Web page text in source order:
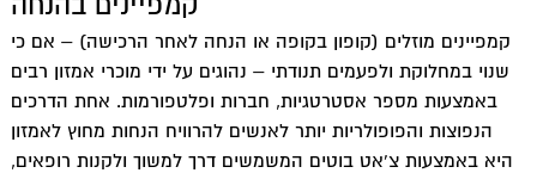
קמפיינים מוזלים (קופון בקופה או הנחה לאחר הרכישה) – אם כי
שנוי במחלוקת ולפעמים תנודתי – נהוגים על ידי מוכרי אמזון רבים
באמצעות מספר אסטרטגיות, חברות ופלטפורמות. אחת הדרכים
הנפוצות והפופולריות יותר לאנשים להרוויח הנחות מחוץ לאמזון
היא באמצעות צ’אט בוטים המשמשים דרך למשוך ולקנות רופאים,